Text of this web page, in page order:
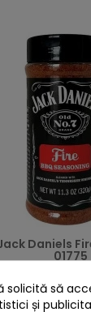
Daniels
01775
În
solicită să
și